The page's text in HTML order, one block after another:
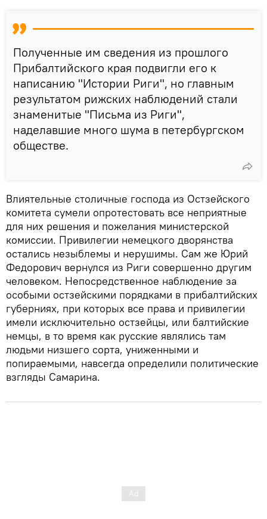
Полученные им сведения из прошлого
Прибалтийского края подвигли его к
написанию "Истории Риги", но главным
результатом рижских наблюдений стали
знаменитые "Письма из Риги",
наделавшие много шума в петербургском
обществе.
Влиятельные столичные господа из Остзейского
комитета сумели опротестовать все неприятные
для них решения и пожелания министерской
комиссии. Привилегии немецкого дворянства
остались незыблемы и нерушимы. Сам же Юрий
Федорович вернулся из Риги совершенно другим
человеком. Непосредственное наблюдение за
особыми остзейскими порядками в прибалтийских
губерниях, при которых все права и привилегии
имели исключительно остзейцы, или балтийские
немцы, в то время как русские являлись там
людьми низшего сорта, униженными и
попираемыми, навсегда определили политические
взгляды Самарина.